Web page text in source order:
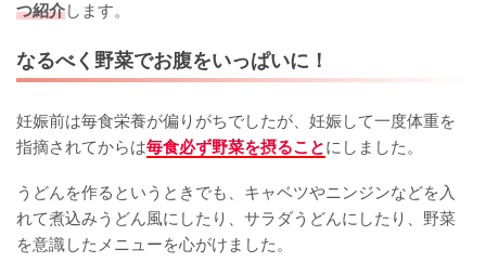
つ紹介します。
なるべく野菜でお腹をいっぱいに！
妊娠前は毎食栄養が偏りがちでしたが、妊娠して一度体重を
指摘されてからは毎食必ず野菜を摂ることにしました。
うどんを作るというときでも、キャベツやニンジンなどを入
れて煮込みうどん風にしたり、サラダうどんにしたり、野菜
を意識したメニューを心がけました。